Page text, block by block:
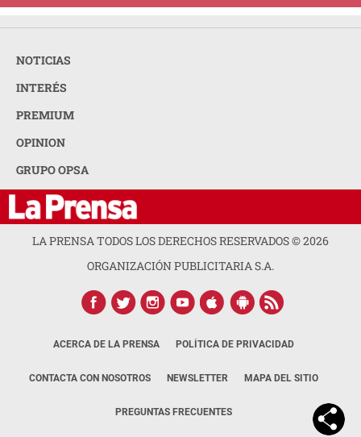
NOTICIAS
INTERÉS
PREMIUM
OPINION
GRUPO OPSA
LA PRENSA TODOS LOS DERECHOS RESERVADOS ©2026
ORGANIZACIÓN PUBLICITARIA S.A.
ACERCA DE LA PRENSA POLÍTICA DE PRIVACIDAD
CONTACTA CON NOSOTROS NEWSLETTER MAPA DEL SITIO
PREGUNTAS FRECUENTES